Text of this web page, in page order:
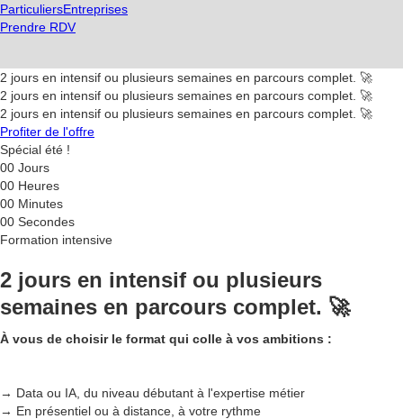
ParticuliersEntreprises
Prendre RDV
2 jours en intensif ou plusieurs semaines en parcours complet. 🚀
2 jours en intensif ou plusieurs semaines en parcours complet. 🚀
2 jours en intensif ou plusieurs semaines en parcours complet. 🚀
Profiter de l'offre
Spécial été !
00 Jours
00 Heures
00 Minutes
00 Secondes
Formation intensive
2 jours en intensif ou plusieurs
semaines en parcours complet. 🚀
À vous de choisir le format qui colle à vos ambitions :
→ Data ou IA, du niveau débutant à l'expertise métier
→ En présentiel ou à distance, à votre rythme